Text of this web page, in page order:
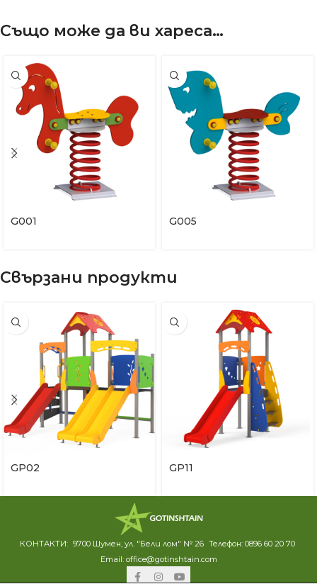
Също може да ви хареса…
G001 G005
Свързани продукти
GP02 GP11
КОНТАКТИ: 9700 Шумен, ул. "Бели лом" № 26 Телефон: 0896 60 20 70
Email: office@gotinshtain.com